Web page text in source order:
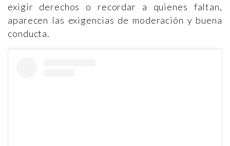
exigir derechos o recordar a quienes faltan,
aparecen las exigencias de moderación y buena
conducta.